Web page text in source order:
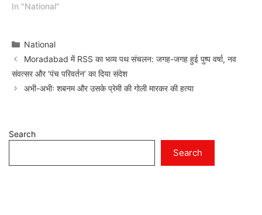
In "National"
Categories
National
Moradabad में RSS का भव्य पथ संचलन: जगह-जगह हुई पुष्प वर्षा, नव
संवत्सर और ‘पंच परिवर्तन’ का दिया संदेश
अभी-अभीः शबनम और उसके प्रेमी की गोली मारकर की हत्या
Search
Search